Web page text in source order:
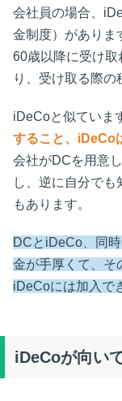
会社員の場合、
金制度）がありま
60歳以降に受け
り、受け取る際の
iDeCoと似ていま
すること、iDeCo
会社がDCを用意
し、逆に自分で
もあります。
DCとiDeCo、同
金が手厚くて、そ
iDeCoには加入で
iDeCoが向い